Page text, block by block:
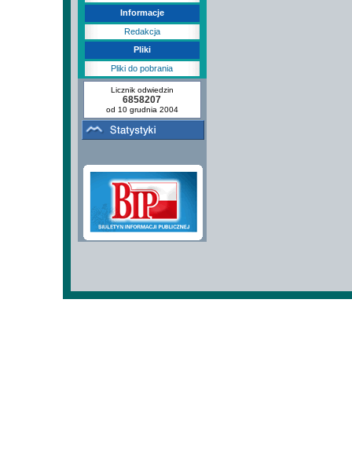
Informacje
Redakcja
Pliki
Pliki do pobrania
Licznik odwiedzin
6858207
od 10 grudnia 2004